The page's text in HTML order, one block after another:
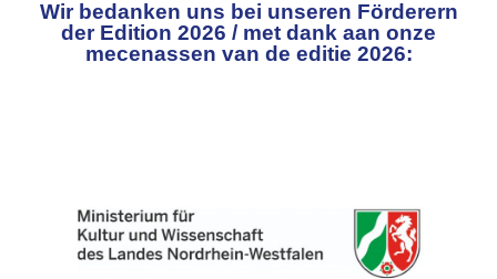
Wir bedanken uns bei unseren Förderern
der Edition 2026 / met dank aan onze
mecenassen van de editie 2026: